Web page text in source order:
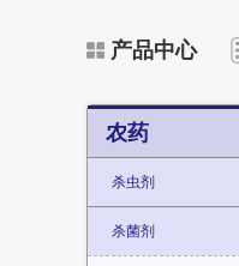
产品中心
农药
杀虫剂
杀菌剂